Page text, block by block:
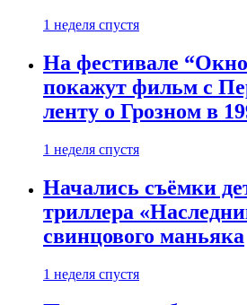
1 неделя спустя
На фестивале
покажут фильм с
ленту о Грозном в
1 неделя спустя
Начались съёмки
триллера
свинцового маньяка
1 неделя спустя